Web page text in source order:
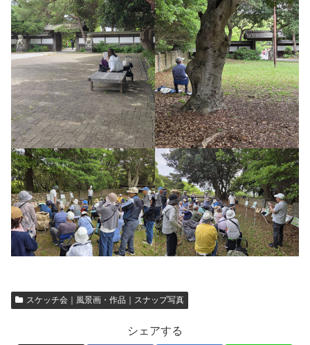
スケッチ会｜風景画・作品｜スナップ写真
シェアする